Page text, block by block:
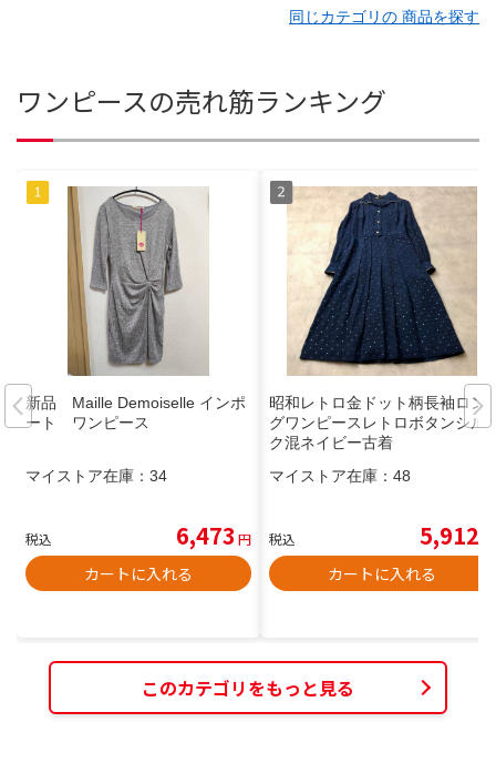
同じカテゴリの 商品を探す
ワンピースの売れ筋ランキング
新品 Maille Demoiselle インポ
ート ワンピース
マイストア在庫： 34
税込 6,473 円
カートに入れる
昭和レトロ金ドット柄長袖ロン
グワンピースレトロボタンシル
ク混ネイビー古着
マイストア在庫： 48
税込 5,912
カートに入れる
このカテゴリをもっと見る